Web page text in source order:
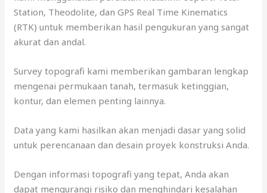
Station, Theodolite, dan GPS Real Time Kinematics
(RTK) untuk memberikan hasil pengukuran yang sangat
akurat dan andal.
Survey topografi kami memberikan gambaran lengkap
mengenai permukaan tanah, termasuk ketinggian,
kontur, dan elemen penting lainnya.
Data yang kami hasilkan akan menjadi dasar yang solid
untuk perencanaan dan desain proyek konstruksi Anda.
Dengan informasi topografi yang tepat, Anda akan
dapat mengurangi risiko dan menghindari kesalahan